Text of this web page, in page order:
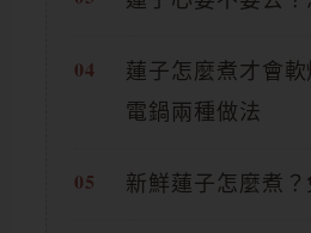
蓮子怎麼煮才會
電鍋兩種做法
新鮮蓮子怎麼煮